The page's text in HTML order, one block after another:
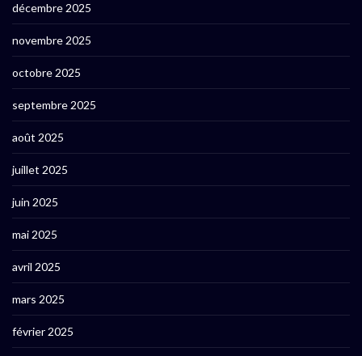
décembre 2025
novembre 2025
octobre 2025
septembre 2025
août 2025
juillet 2025
juin 2025
mai 2025
avril 2025
mars 2025
février 2025